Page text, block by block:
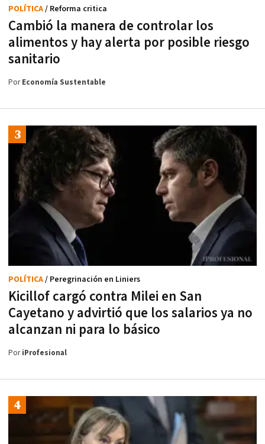
Cambió la manera de controlar los
alimentos y hay alerta por posible riesgo
sanitario
POLÍTICA/ Reforma critica
PorEconomía Sustentable
Kicillof cargó contra Milei en San
Cayetano y advirtió que los salarios ya no
alcanzan ni para lo básico
POLÍTICA/ Peregrinación en Liniers
PoriProfesional